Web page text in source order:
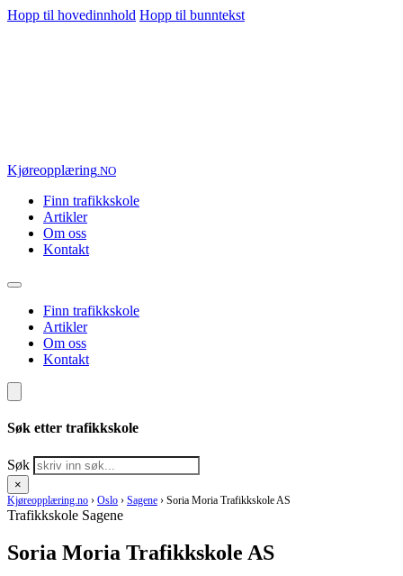
Hopp til hovedinnhold Hopp til bunntekst
Kjøreopplæring.NO
Finn trafikkskole
Artikler
Om oss
Kontakt
Finn trafikkskole
Artikler
Om oss
Kontakt
Søk etter trafikkskole
Søk
×
Kjøreopplæring.no › Oslo › Sagene › Soria Moria Trafikkskole AS
Trafikkskole Sagene
Soria Moria Trafikkskole AS